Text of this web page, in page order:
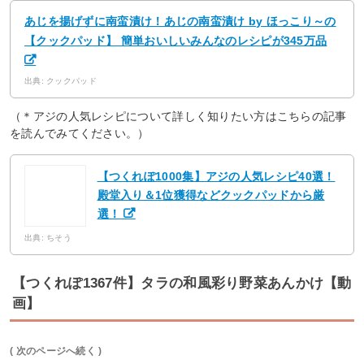
あじを揚げずに南蛮漬け！あじの南蛮漬け by ほっこり～の
【クックパッド】 簡単おいしいみんなのレシピが345万品
出典: クックパッド
（＊アジの人気レシピについて詳しく知りたい方はこちらの記事
を読んでみてください。）
【つくれぽ1000集】アジの人気レシピ40選！
殿堂入り＆1位獲得などクックパッドから厳
選！
出典: ちそう
【つくれぽ1367件】タラの和風彩り野菜あんかけ【動
画】
( 次のページへ続く )